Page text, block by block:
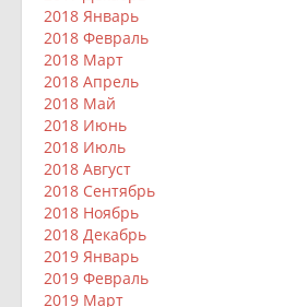
2018 Январь
2018 Февраль
2018 Март
2018 Апрель
2018 Май
2018 Июнь
2018 Июль
2018 Август
2018 Сентябрь
2018 Ноябрь
2018 Декабрь
2019 Январь
2019 Февраль
2019 Март